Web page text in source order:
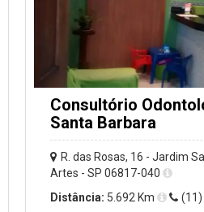
Consultório
Santa Barbara
R. das Rosas, 16 - Jardim
Artes - SP 06817-040
Distância: 5.692 Km